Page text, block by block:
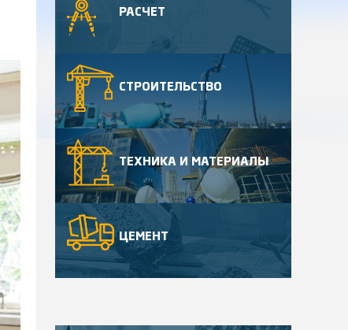
РАСЧЕТ
СТРОИТЕЛЬСТВО
ТЕХНИКА И МАТЕРИАЛЫ
ЦЕМЕНТ